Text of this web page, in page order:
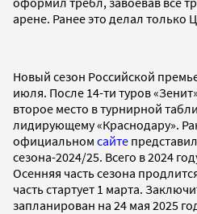
арене. Ранее это делал только
Новый сезон Российской
июля. После 14-ти туров
второе место в турнирной
лидирующему «Краснодару».
официальном сайте
сезона-2024/25. Всего в 2024
Осенняя часть сезона
часть стартует 1 марта.
запланирован на 24 мая 2025